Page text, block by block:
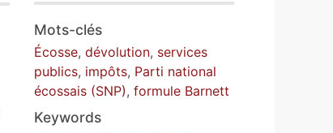
Mots-clés
Écosse,dévolution, services
publics, impôts, Parti national
écossais (SNP),formule Barnett
Keywords